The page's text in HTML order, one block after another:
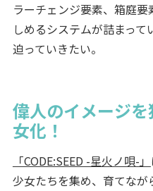
ラーチェンジ要素、箱庭
しめるシステムが詰まっ
迫っていきたい。
偉人のイメージ
女化！
「CODE:SEED -星火ノ唄-」
少女たちを集め、育てなが